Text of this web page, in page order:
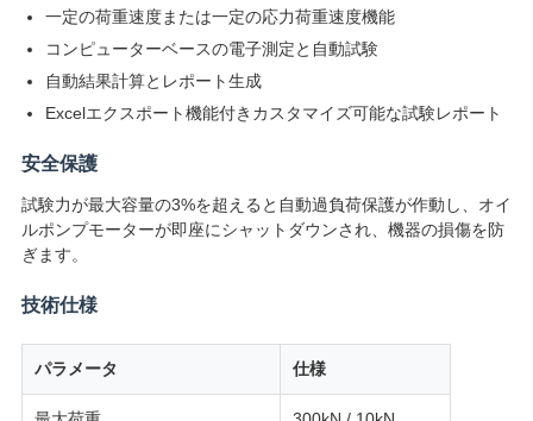
要
求
し
な
さ
い
VR
SHOW
一定の荷重速度または一定の応力荷重速度機能
コンピューターベースの電子測定と自動試験
自動結果計算とレポート生成
Excelエクスポート機能付きカスタマイズ可能な試験レポート
安全保護
試験力が最大容量の3%を超えると自動過負荷保護が作動し、オイ
ルポンプモーターが即座にシャットダウンされ、機器の損傷を防
ぎます。
技術仕様
パラメータ 仕様